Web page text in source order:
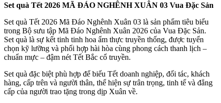
Set quà Tết 2026 MÃ ĐÁO NGHÊNH XUÂN 03 Vua Đặc Sản
Set quà Tết 2026 Mã Đáo Nghênh Xuân 03 là sản phẩm tiêu biểu
trong Bộ sưu tập Mã Đáo Nghênh Xuân 2026 của Vua Đặc Sản.
Set quà là sự kết tinh tinh hoa ẩm thực truyền thống, được tuyển
chọn kỹ lưỡng và phối hợp hài hòa cùng phong cách thanh lịch –
chuẩn mực – đậm nét Tết Bắc cổ truyền.
Set quà đặc biệt phù hợp để biếu Tết doanh nghiệp, đối tác, khách
hàng, cấp trên và người thân, thể hiện sự trân trọng, tinh tế và đẳng
cấp của người trao tặng trong dịp Xuân về.